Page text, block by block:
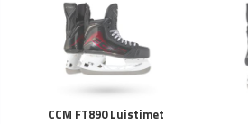
CCM FT890 Luistimet